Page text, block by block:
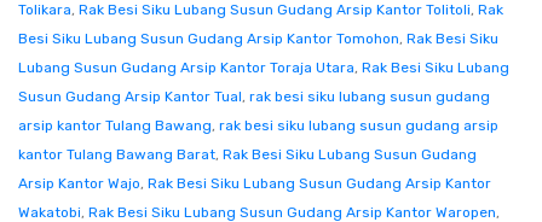
Tolikara, Rak Besi Siku Lubang Susun Gudang Arsip Kantor Tolitoli, Rak
Besi Siku Lubang Susun Gudang Arsip Kantor Tomohon, Rak Besi Siku
Lubang Susun Gudang Arsip Kantor Toraja Utara, Rak Besi Siku Lubang
Susun Gudang Arsip Kantor Tual, rak besi siku lubang susun gudang
arsip kantor Tulang Bawang, rak besi siku lubang susun gudang arsip
kantor Tulang Bawang Barat, Rak Besi Siku Lubang Susun Gudang
Arsip Kantor Wajo, Rak Besi Siku Lubang Susun Gudang Arsip Kantor
Wakatobi, Rak Besi Siku Lubang Susun Gudang Arsip Kantor Waropen,